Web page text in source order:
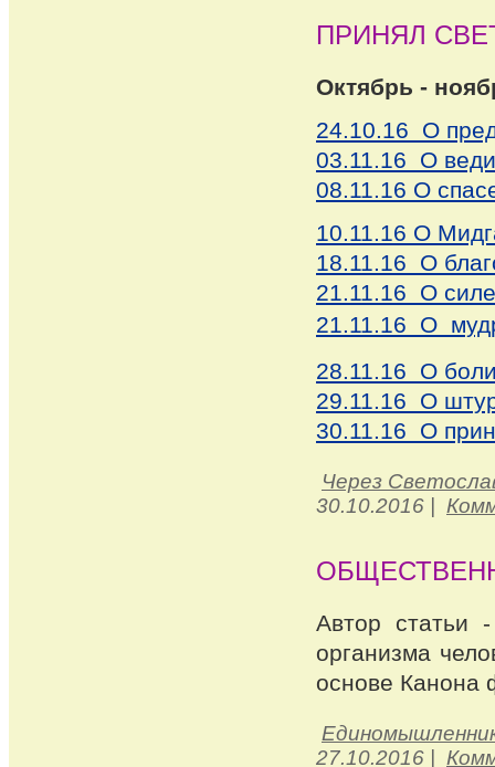
ПРИНЯЛ
Октябрь -
24.10.16 О
03.11.16 О
08.11.16 О
10.11.16 О
18.11.16 О
21.11.16 О
21.11.16 О
28.11.16 О
29.11.16 О
30.11.16 О
Через
30.10.2016
Автор статьи
организма
основе Канона
27.10.2016